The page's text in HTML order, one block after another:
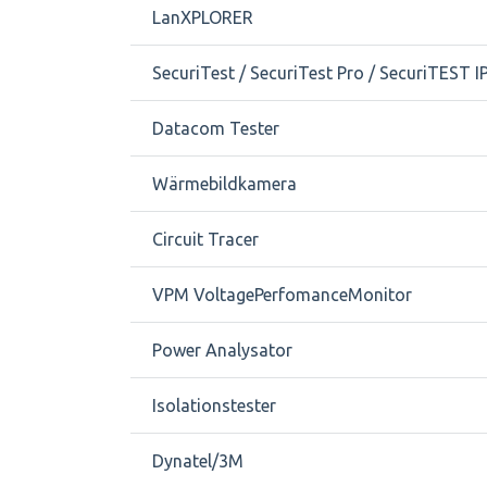
LanXPLORER
SecuriTest / SecuriTest Pro / SecuriTEST
Datacom Tester
Wärmebildkamera
Circuit Tracer
VPM VoltagePerfomanceMonitor
Power Analysator
Isolationstester
Dynatel/3M